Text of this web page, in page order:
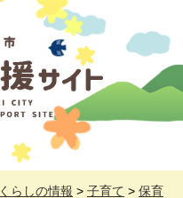
くらしの情報 > 子育て > 保育